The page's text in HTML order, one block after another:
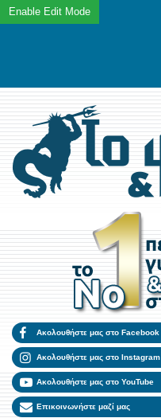
Ακολουθήστε μας στο Facebook
Ακολουθήστε μας στο Instagram
Ακολουθήστε μας στο YouTube
Επικοινωνήστε μαζί μας